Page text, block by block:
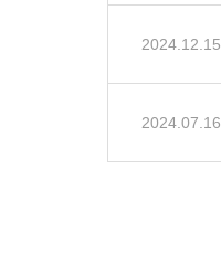
2024.12.15
2024.07.16